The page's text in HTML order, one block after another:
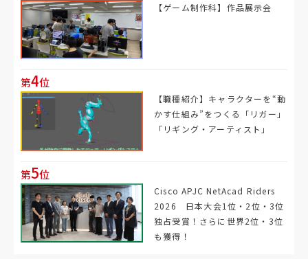
【ゲーム制作科】作品展示会
第4位
【職種紹介】キャラクターを“動
かす仕組み”をつくる「リガー」
「リギング・アーティスト」
第5位
Cisco APJC NetAcad Riders
2026 日本大会1位・2位・3位
独占受賞！さらに世界2位・3位
も獲得！